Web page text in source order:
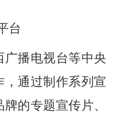
台
播电视台等中央
通过制作系列宣
的专题宣传片、